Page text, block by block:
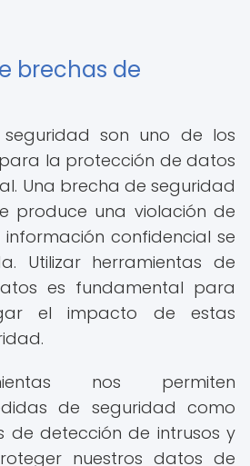
brechas de
son uno de los
la protección de datos
Una brecha de seguridad
produce una violación de
confidencial se
Utilizar herramientas de
es fundamental para
el impacto de estas
nos permiten
de seguridad como
de detección de intrusos y
nuestros datos de